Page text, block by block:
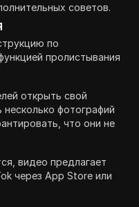
советов.
по
пролистывания
открыть свой
несколько фотографий
что они не
видео предлагает
через App Store или